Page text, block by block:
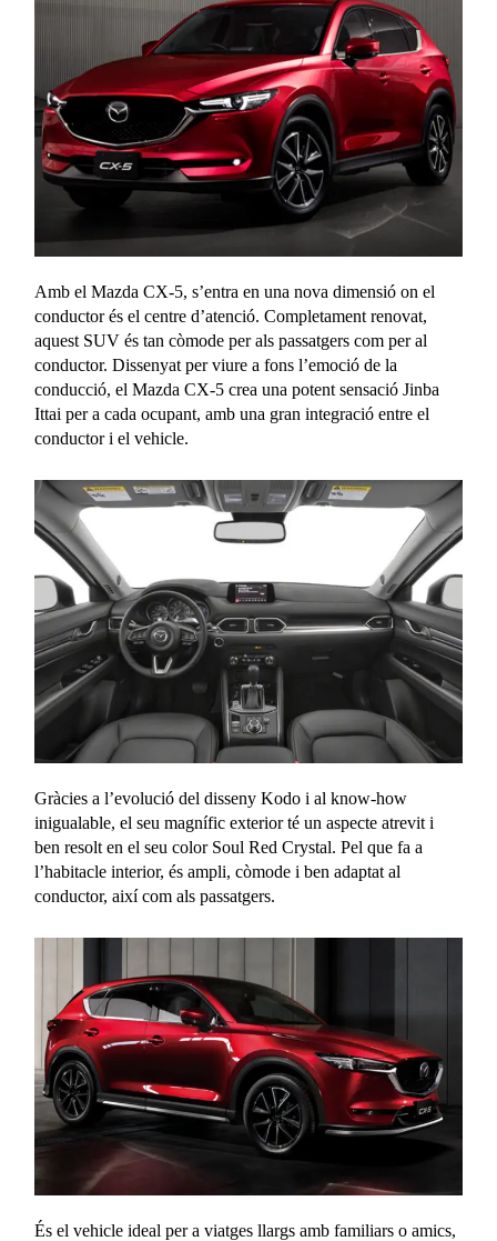
Amb el Mazda CX-5, s’entra en una nova dimensió on el
conductor és el centre d’atenció. Completament renovat,
aquest SUV és tan còmode per als passatgers com per al
conductor. Dissenyat per viure a fons l’emoció de la
conducció, el Mazda CX-5 crea una potent sensació Jinba
Ittai per a cada ocupant, amb una gran integració entre el
conductor i el vehicle.
Gràcies a l’evolució del disseny Kodo i al know-how
inigualable, el seu magnífic exterior té un aspecte atrevit i
ben resolt en el seu color Soul Red Crystal. Pel que fa a
l’habitacle interior, és ampli, còmode i ben adaptat al
conductor, així com als passatgers.
És el vehicle ideal per a viatges llargs amb familiars o amics,